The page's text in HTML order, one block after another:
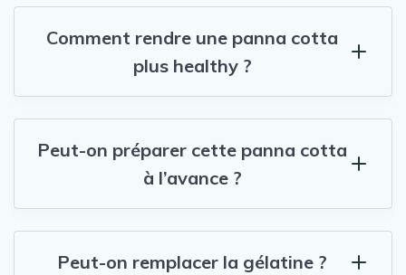
Comment rendre une panna cotta
plus healthy ?
Peut-on préparer cette panna cotta
à l’avance ?
Peut-on remplacer la gélatine ?